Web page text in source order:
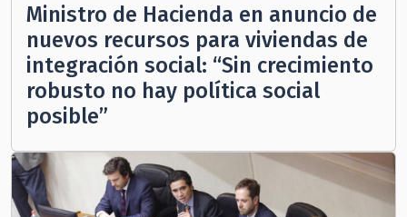
Ministro de Hacienda en anuncio de
nuevos recursos para viviendas de
integración social: “Sin crecimiento
robusto no hay política social
posible”